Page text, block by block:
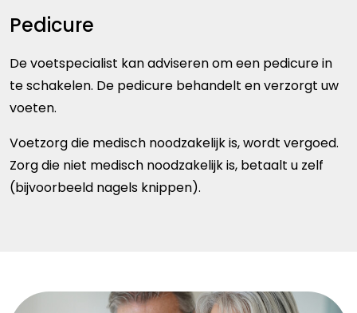
Pedicure
De voetspecialist kan adviseren om een pedicure in
te schakelen. De pedicure behandelt en verzorgt uw
voeten.
Voetzorg die medisch noodzakelijk is, wordt vergoed.
Zorg die niet medisch noodzakelijk is, betaalt u zelf
(bijvoorbeeld nagels knippen).